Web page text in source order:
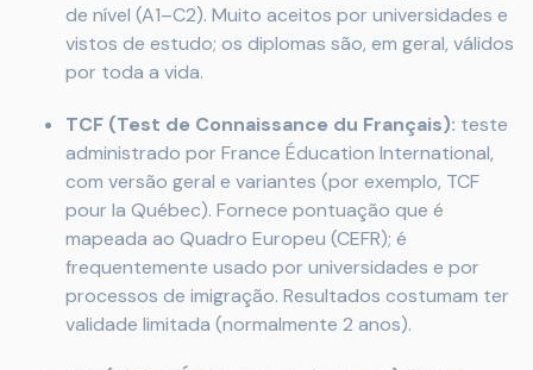
de nível (A1–C2). Muito aceitos por universidades e
vistos de estudo; os diplomas são, em geral, válidos
por toda a vida.
TCF (Test de Connaissance du Français): teste
administrado por France Éducation International,
com versão geral e variantes (por exemplo, TCF
pour la Québec). Fornece pontuação que é
mapeada ao Quadro Europeu (CEFR); é
frequentemente usado por universidades e por
processos de imigração. Resultados costumam ter
validade limitada (normalmente 2 anos).